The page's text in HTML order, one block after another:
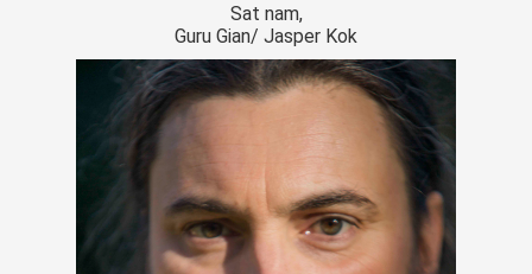
Sat nam,
Guru Gian/ Jasper Kok